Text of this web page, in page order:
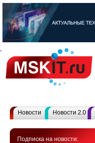
Новости Новости 2.0
Подписка на новости: